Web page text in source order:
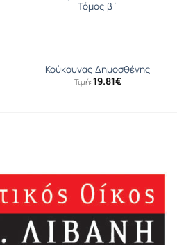
Τόμος β΄
Κούκουνας Δημοσθένης
Τιμή: 19.81€